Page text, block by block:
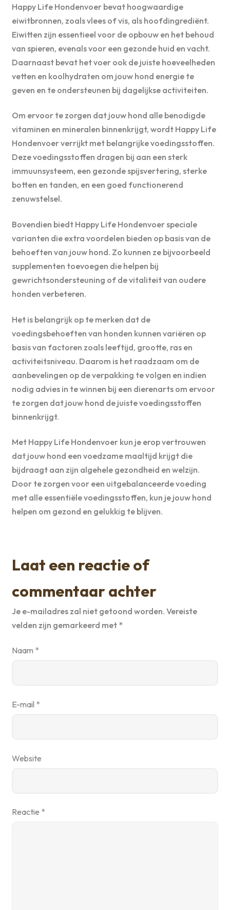
Happy Life Hondenvoer bevat hoogwaardige
eiwitbronnen, zoals vlees of vis, als hoofdingrediënt.
Eiwitten zijn essentieel voor de opbouw en het behoud
van spieren, evenals voor een gezonde huid en vacht.
Daarnaast bevat het voer ook de juiste hoeveelheden
vetten en koolhydraten om jouw hond energie te
geven en te ondersteunen bij dagelijkse activiteiten.
Om ervoor te zorgen dat jouw hond alle benodigde
vitaminen en mineralen binnenkrijgt, wordt Happy Life
Hondenvoer verrijkt met belangrijke voedingsstoffen.
Deze voedingsstoffen dragen bij aan een sterk
immuunsysteem, een gezonde spijsvertering, sterke
botten en tanden, en een goed functionerend
zenuwstelsel.
Bovendien biedt Happy Life Hondenvoer speciale
varianten die extra voordelen bieden op basis van de
behoeften van jouw hond. Zo kunnen ze bijvoorbeeld
supplementen toevoegen die helpen bij
gewrichtsondersteuning of de vitaliteit van oudere
honden verbeteren.
Het is belangrijk op te merken dat de
voedingsbehoeften van honden kunnen variëren op
basis van factoren zoals leeftijd, grootte, ras en
activiteitsniveau. Daarom is het raadzaam om de
aanbevelingen op de verpakking te volgen en indien
nodig advies in te winnen bij een dierenarts om ervoor
te zorgen dat jouw hond de juiste voedingsstoffen
binnenkrijgt.
Met Happy Life Hondenvoer kun je erop vertrouwen
dat jouw hond een voedzame maaltijd krijgt die
bijdraagt aan zijn algehele gezondheid en welzijn.
Door te zorgen voor een uitgebalanceerde voeding
met alle essentiële voedingsstoffen, kun je jouw hond
helpen om gezond en gelukkig te blijven.
Laat een reactie of
commentaar achter
Je e-mailadres zal niet getoond worden. Vereiste
velden zijn gemarkeerd met *
Naam *
E-mail *
Website
Reactie *